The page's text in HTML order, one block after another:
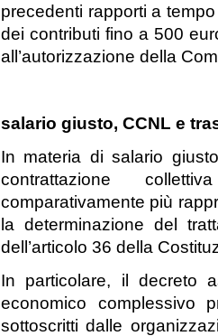
precedenti rapporti a
dei contributi fino a 500
all’autorizzazione della
salario giusto, CCNL e
In materia di salario
contrattazione
comparativamente più
la determinazione del
dell’articolo 36 della
In particolare, il decreto
economico complessivo
sottoscritti dalle